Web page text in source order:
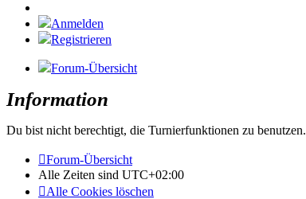
Anmelden
Registrieren
Forum-Übersicht
Information
Du bist nicht berechtigt, die Turnierfunktionen zu benutzen.
Forum-Übersicht
Alle Zeiten sind UTC+02:00
Alle Cookies löschen